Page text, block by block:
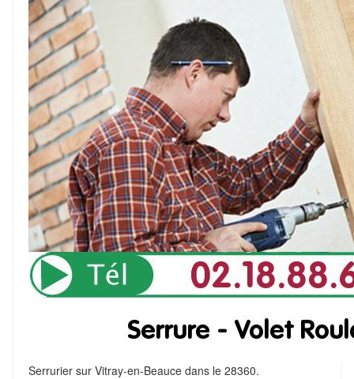
Serrurier sur Vitray-en-Beauce dans le 28360.